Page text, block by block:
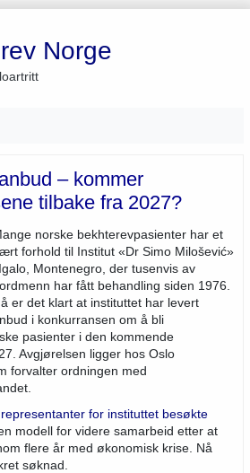
Norge
– kommer
tilbake fra 2027?
norske bekhterevpasienter har et
forhold til Institut «Dr Simo Milošević»
Montenegro, der tusenvis av
har fått behandling siden 1976.
er det klart at instituttet har levert
i konkurransen om å bli
pasienter i den kommende
Avgjørelsen ligger hos Oslo
forvalter ordningen med
for instituttet besøkte
modell for videre samarbeid etter at
flere år med økonomisk krise. Nå
søknad.